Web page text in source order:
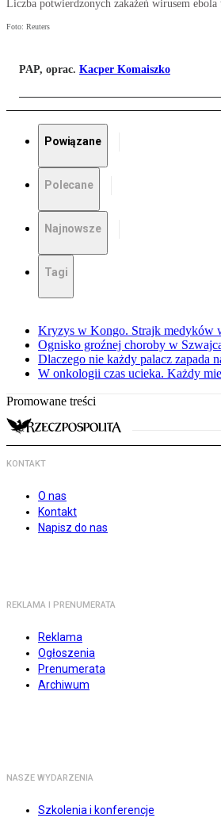
Liczba potwierdzonych zakażeń wirusem
Foto: Reuters
PAP, oprac. Kacper Komaiszko
Powiązane
Polecane
Najnowsze
Tagi
Kryzys w Kongo. Strajk medyków
Ognisko groźnej choroby w
Dlaczego nie każdy palacz zapada
W onkologii czas ucieka. Każdy
Promowane treści
KONTAKT
O nas
Kontakt
Napisz do nas
REKLAMA I PRENUMERATA
Reklama
Ogłoszenia
Prenumerata
Archiwum
NASZE WYDARZENIA
Szkolenia i konferencje